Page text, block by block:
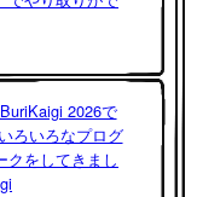
2026で
ろいろなプログ
クをしてきまし